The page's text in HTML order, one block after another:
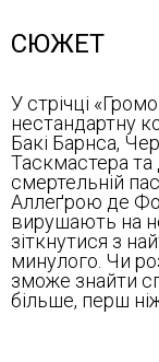
СЮЖЕТ
У стрічці
нестандартну
Бакі Барнса,
Таскмастера
смертельній
Аллеґрою де
вирушають на
зіткнутися з
минулого. Чи
зможе знайти
більше, перш